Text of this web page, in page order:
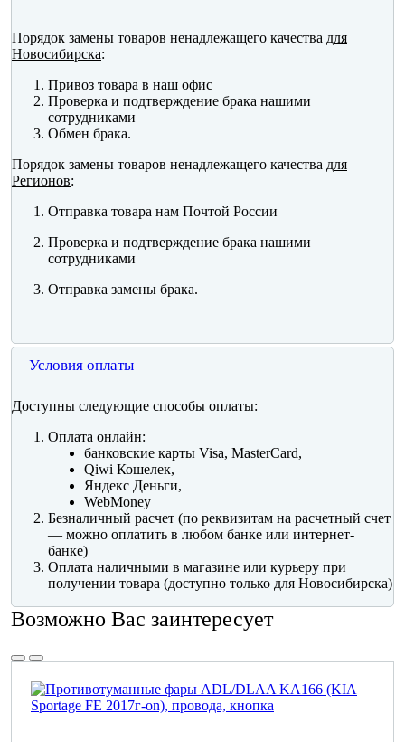
Порядок замены товаров ненадлежащего качества для
Новосибирска:
Привоз товара в наш офис
Проверка и подтверждение брака нашими
сотрудниками
Обмен брака.
Порядок замены товаров ненадлежащего качества для
Регионов:
Отправка товара нам Почтой России
Проверка и подтверждение брака нашими
сотрудниками
Отправка замены брака.
Условия оплаты
Доступны следующие способы оплаты:
Оплата онлайн:
банковские карты Visa, MasterCard,
Qiwi Кошелек,
Яндекс Деньги,
WebMoney
Безналичный расчет (по реквизитам на расчетный счет
— можно оплатить в любом банке или интернет-
банке)
Оплата наличными в магазине или курьеру при
получении товара (доступно только для Новосибирска)
Возможно Вас заинтересует